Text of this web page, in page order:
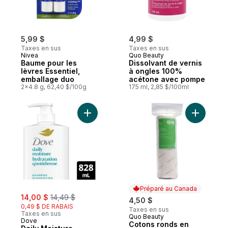
5,99 $
Taxes en sus
Nivea
Baume pour les
lèvres Essentiel,
emballage duo
2x4.8 g, 62,40 $/100g
4,99 $
Taxes en sus
Quo Beauty
Dissolvant de vernis
à ongles 100%
acétone avec pompe
175 ml, 2,85 $/100ml
sale:
14,00 $ , formerly:
14,49 $
0,49 $ DE RABAIS
Taxes en sus
Dove
Ajouter Daily Moisture Shampoo
Préparé au Canada
4,50 $
Taxes en sus
Préparé au Canada
Quo Beauty
Cotons ronds en
Ajouter